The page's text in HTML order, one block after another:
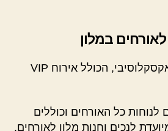
במלון
המלון מעניק שירות אקסקלוסיבי, הכולל אירוח VIP
לנוחות כל האורחים וכוללים
לנכים וחנות מלון לאורחים.